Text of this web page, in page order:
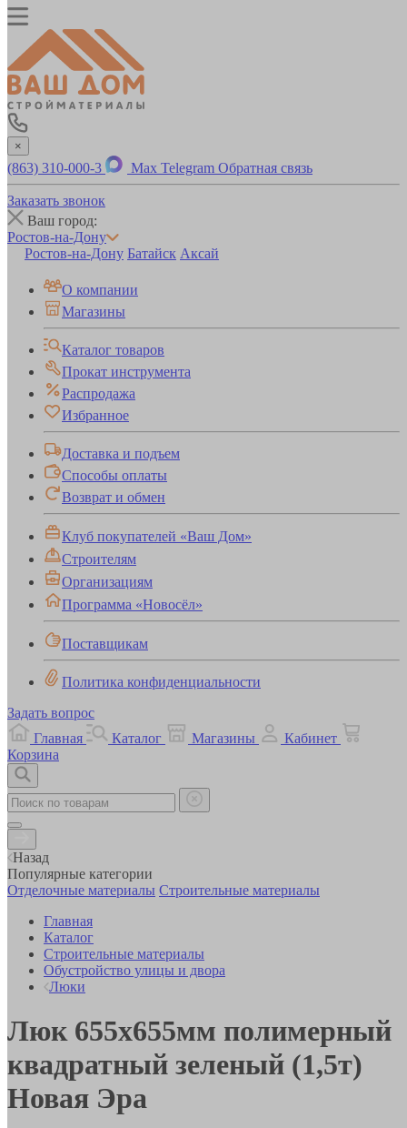
×
(863) 310-000-3 Max Telegram Обратная связь
Заказать звонок
Ваш город:
Ростов-на-Дону
Ростов-на-Дону Батайск Аксай
О компании
Магазины
Каталог товаров
Прокат инструмента
Распродажа
Избранное
Доставка и подъем
Способы оплаты
Возврат и обмен
Клуб покупателей «Ваш Дом»
Строителям
Организациям
Программа «Новосёл»
Поставщикам
Политика конфиденциальности
Задать вопрос
Главная
Каталог Магазины
Кабинет
Корзина
Назад
Популярные категории
Отделочные материалы Строительные материалы
Главная
Каталог
Строительные материалы
Обустройство улицы и двора
Люки
Люк 655х655мм полимерный
квадратный зеленый (1,5т)
Новая Эра